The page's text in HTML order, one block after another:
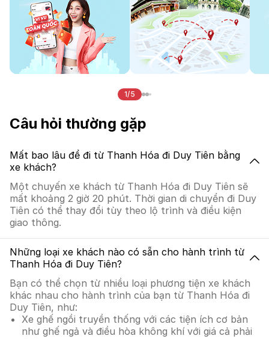
1/5
Câu hỏi thường gặp
Mất bao lâu để đi từ Thanh Hóa đi Duy Tiên bằng
xe khách?
Một chuyến xe khách từ Thanh Hóa đi Duy Tiên sẽ
mất khoảng 2 giờ 20 phút. Thời gian di chuyển đi Duy
Tiên có thể thay đổi tùy theo lộ trình và điều kiện
giao thông.
Những loại xe khách nào có sẵn cho hành trình từ
Thanh Hóa đi Duy Tiên?
Bạn có thể chọn từ nhiều loại phương tiện xe khách
khác nhau cho hành trình của bạn từ Thanh Hóa đi
Duy Tiên, như:
Xe ghế ngồi truyền thống với các tiện ích cơ bản
như ghế ngả và điều hòa không khí với giá cả phải